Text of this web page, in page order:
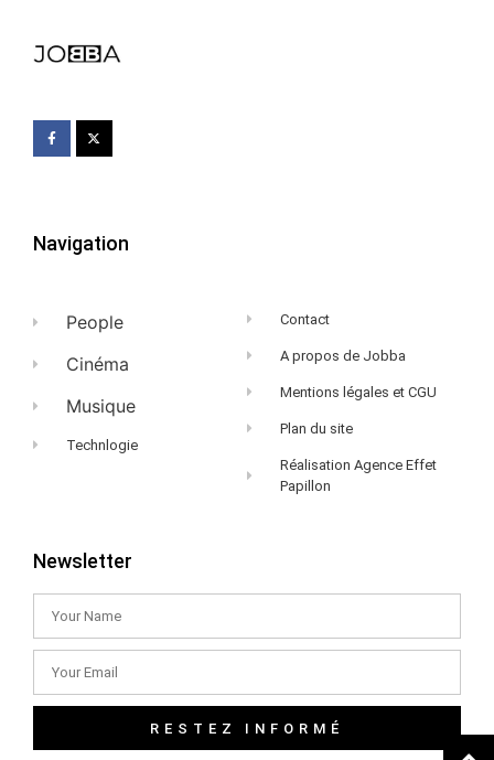
Navigation
People
Cinéma
Musique
Technlogie
Contact
A propos de Jobba
Mentions légales et CGU
Plan du site
Réalisation Agence Effet
Papillon
Newsletter
RESTEZ INFORMÉ